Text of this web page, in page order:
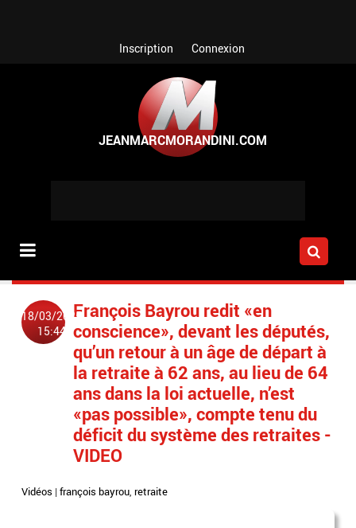
Inscription Connexion
18/03/2025
15:44
François Bayrou redit «en
conscience», devant les députés,
qu’un retour à un âge de départ à
la retraite à 62 ans, au lieu de 64
ans dans la loi actuelle, n’est
«pas possible», compte tenu du
déficit du système des retraites -
VIDEO
Vidéos |françois bayrou,retraite